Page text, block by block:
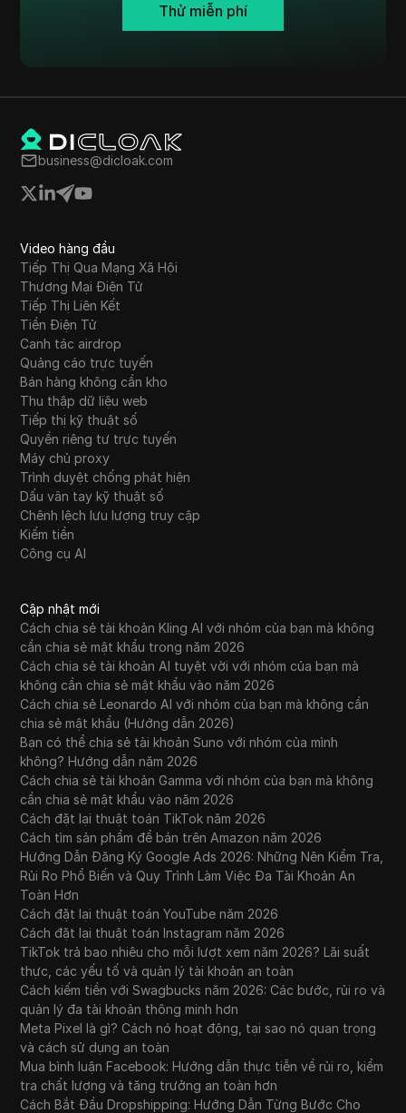
Thử miễn phí
business@dicloak.com
Video hàng đầu
Tiếp Thị Qua Mạng Xã Hội
Thương Mại Điện Tử
Tiếp Thị Liên Kết
Tiền Điện Tử
Canh tác airdrop
Quảng cáo trực tuyến
Bán hàng không cần kho
Thu thập dữ liệu web
Tiếp thị kỹ thuật số
Quyền riêng tư trực tuyến
Máy chủ proxy
Trình duyệt chống phát hiện
Dấu vân tay kỹ thuật số
Chênh lệch lưu lượng truy cập
Kiếm tiền
Công cụ AI
Cập nhật mới
Cách chia sẻ tài khoản Kling AI với nhóm của bạn mà không
cần chia sẻ mật khẩu trong năm 2026
Cách chia sẻ tài khoản AI tuyệt vời với nhóm của bạn mà
không cần chia sẻ mật khẩu vào năm 2026
Cách chia sẻ Leonardo AI với nhóm của bạn mà không cần
chia sẻ mật khẩu (Hướng dẫn 2026)
Bạn có thể chia sẻ tài khoản Suno với nhóm của mình
không? Hướng dẫn năm 2026
Cách chia sẻ tài khoản Gamma với nhóm của bạn mà không
cần chia sẻ mật khẩu vào năm 2026
Cách đặt lại thuật toán TikTok năm 2026
Cách tìm sản phẩm để bán trên Amazon năm 2026
Hướng Dẫn Đăng Ký Google Ads 2026: Những Nên Kiểm Tra,
Rủi Ro Phổ Biến và Quy Trình Làm Việc Đa Tài Khoản An
Toàn Hơn
Cách đặt lại thuật toán YouTube năm 2026
Cách đặt lại thuật toán Instagram năm 2026
TikTok trả bao nhiêu cho mỗi lượt xem năm 2026? Lãi suất
thực, các yếu tố và quản lý tài khoản an toàn
Cách kiếm tiền với Swagbucks năm 2026: Các bước, rủi ro và
quản lý đa tài khoản thông minh hơn
Meta Pixel là gì? Cách nó hoạt động, tại sao nó quan trọng
và cách sử dụng an toàn
Mua bình luận Facebook: Hướng dẫn thực tiễn về rủi ro, kiểm
tra chất lượng và tăng trưởng an toàn hơn
Cách Bắt Đầu Dropshipping: Hướng Dẫn Từng Bước Cho